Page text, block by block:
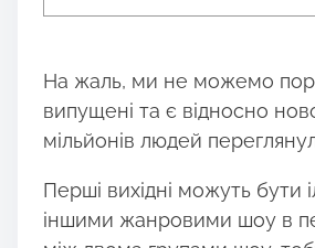
На жаль, ми не можемо
випущені та є відносно
мільйонів людей
Перші вихідні можуть
іншими жанровими шоу в